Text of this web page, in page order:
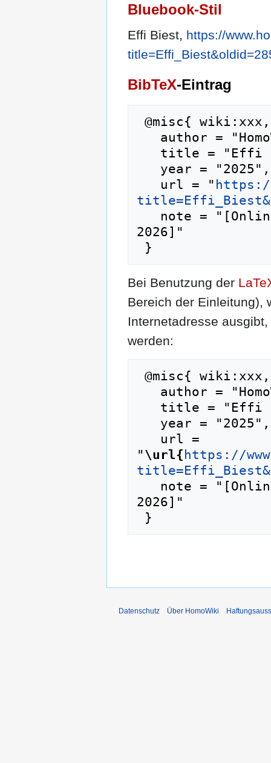
Bluebook-Stil
Effi Biest, https://
BibTeX-Eintrag
   url = "
https://
2026]"
Bei Benutzung der
Bereich der Einleitung),
Internetadresse
werden:
"\url{ https://
2026]"
Datenschutz Über HomoWiki